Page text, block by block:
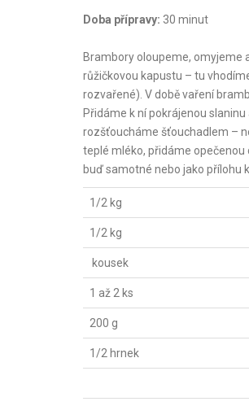
Doba přípravy: 30 minut
Brambory oloupeme, omyjeme
růžičkovou kapustu – tu
rozvařené). V době vaření
Přidáme k ní pokrájenou
rozšťoucháme šťouchadlem –
teplé mléko, přidáme opečenou
buď samotné nebo jako přílohu
1/2 kg
1/2 kg
kousek
1 až 2 ks
200 g
1/2 hrnek